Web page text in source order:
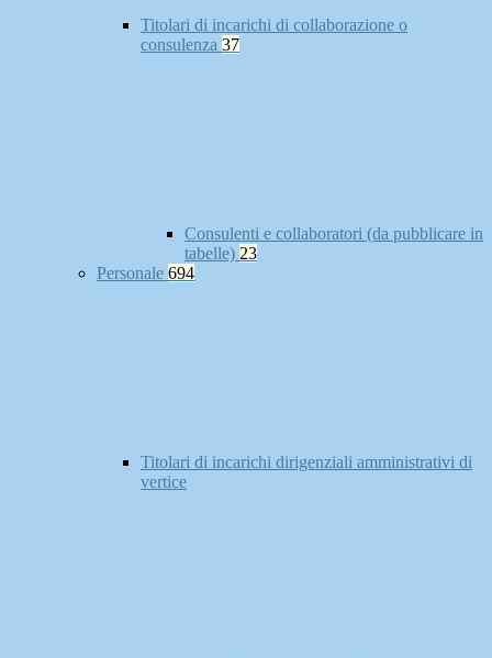
Titolari di incarichi di collaborazione o
consulenza 37
Consulenti e collaboratori (da pubblicare in
tabelle) 23
Personale 694
Titolari di incarichi dirigenziali amministrativi di
vertice